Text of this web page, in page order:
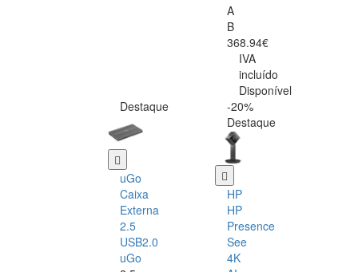
A
B
368.94€
IVA
incluído
Disponível
Destaque
uGo
Caixa
Externa
2.5
USB2.0
uGo
-20%
Destaque
HP
HP
Presence
See
4K